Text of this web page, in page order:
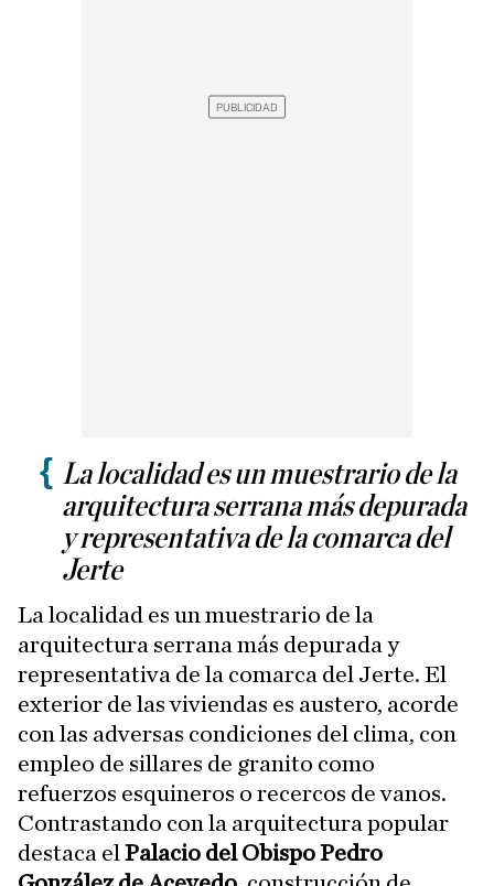
La localidad es un muestrario de la
arquitectura serrana más depurada
y representativa de la comarca del
Jerte
La localidad es un muestrario de la
arquitectura serrana más depurada y
representativa de la comarca del Jerte. El
exterior de las viviendas es austero, acorde
con las adversas condiciones del clima, con
empleo de sillares de granito como
refuerzos esquineros o recercos de vanos.
Contrastando con la arquitectura popular
destaca elPalacio del Obispo Pedro